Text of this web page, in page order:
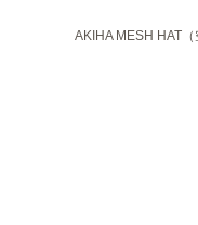
AKIHA MESH HAT